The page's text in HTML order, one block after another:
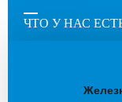
ЧТО У НАС